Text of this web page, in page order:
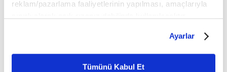
reklam/pazarlama faaliyetlerinin yapılması, amaçlarıyla
belirleyebilirsiniz. Çerezlere ilişkin detaylı bilgi için
Ayarlar butonuna tıklayabilir,Çerez Bilgilendirme
Metnimizi ziyaret edebilirsiniz.
Ayarlar
Tümünü Kabul Et